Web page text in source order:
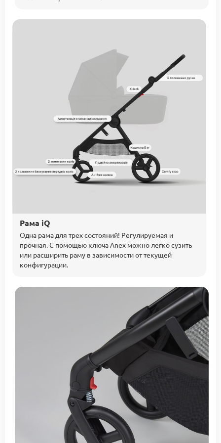
Рама iQ
Одна рама для трех состояний! Регулируемая и
прочная. С помощью ключа Anex можно легко сузить
или расширить раму в зависимости от текущей
конфигурации.